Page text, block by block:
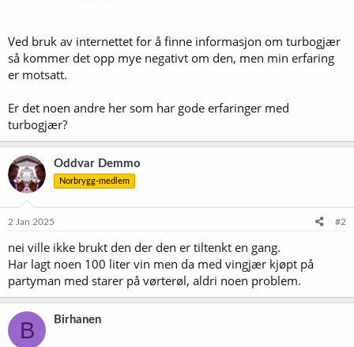
Ved bruk av internettet for å finne informasjon om turbogjær
så kommer det opp mye negativt om den, men min erfaring
er motsatt.
Er det noen andre her som har gode erfaringer med
turbogjær?
Oddvar Demmo
Norbrygg-medlem
2 Jan 2025 #2
nei ville ikke brukt den der den er tiltenkt en gang.
Har lagt noen 100 liter vin men da med vingjær kjøpt på
partyman med starer på vørterøl, aldri noen problem.
B Birhanen